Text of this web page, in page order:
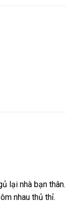
lại nhà bạn thân.
nhau thủ thỉ.